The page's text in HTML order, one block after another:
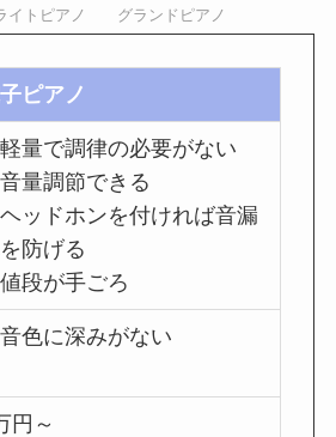
イトピアノ グランドピアノ
ピアノ
軽量で調律の必要がない
音量調節できる
ヘッドホンを付ければ音漏
防げる
値段が手ごろ
音色に深みがない
円～